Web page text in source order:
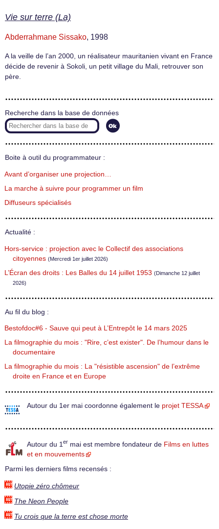
Vie sur terre (La)
Abderrahmane Sissako, 1998
A la veille de l’an 2000, un réalisateur mauritanien vivant en France
décide de revenir à Sokoli, un petit village du Mali, retrouver son
père.
Recherche dans la base de données
Boite à outil du programmateur :
Avant d’organiser une projection…
La marche à suivre pour programmer un film
Diffuseurs spécialisés
Actualité :
Hors-service : projection avec le Collectif des associations
citoyennes (Mercredi 1er juillet 2026)
L’Écran des droits : Les Balles du 14 juillet 1953 (Dimanche 12 juillet
2026)
Au fil du blog :
Bestofdoc#6 - Sauve qui peut à L’Entrepôt le 14 mars 2025
La filmographie du mois : "Rire, c’est exister". De l’humour dans le
documentaire
La filmographie du mois : La "résistible ascension" de l’extrême
droite en France et en Europe
Autour du 1er mai coordonne également le projet TESSA
Autour du 1 er mai est membre fondateur de Films en luttes
et en mouvements
Parmi les derniers films recensés :
Utopie zéro chômeur
The Neon People
Tu crois que la terre est chose morte